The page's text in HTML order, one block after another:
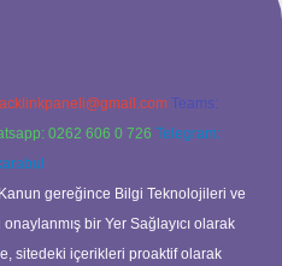
Teams:
0262 606 0 726 Telegram:
gereğince Bilgi Teknolojileri ve
bir Yer Sağlayıcı olarak
sitedeki içerikleri proaktif olarak